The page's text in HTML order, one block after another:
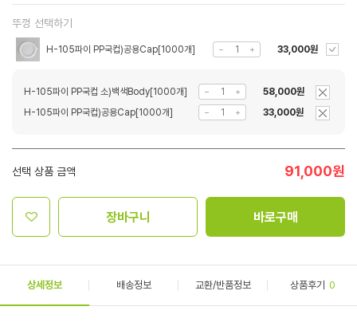
뚜껑 선택하기
H-105파이 PP국컵)공용Cap[1000개] 33,000원
H-105파이 PP국컵 소)백색Body[1000개]
58,000원
H-105파이 PP국컵)공용Cap[1000개]
33,000원
선택 상품 금액 91,000원
장바구니 바로구매
상세정보 배송정보 교환/반품정보 상품후기 0